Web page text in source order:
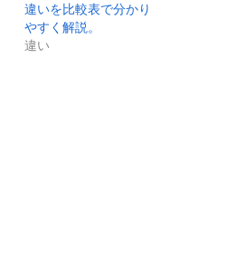
違いを比較表で分かり
やすく解説。
違い